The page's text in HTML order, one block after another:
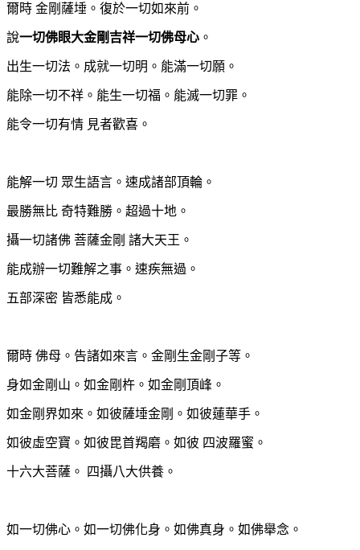
爾時 金剛薩埵。復於一切如來前。
說一切佛眼大金剛吉祥一切佛母心 。
出生一切法。成就一切明。能滿一切願。
能除一切不祥。 能生一切福。能滅一切罪。
能令一切有情 見者歡喜。
能解一切 眾生語言。速成諸部頂輪。
最勝無比 奇特難勝。超過十地。
攝一切諸佛 菩薩金剛 諸大天王。
能成辦一切難解之事。速疾無過。
五部深密 皆悉能成。
爾時 佛母。告諸如來言。金剛生金剛子等。
身如金剛山。 如金剛杵。如金剛頂峰。
如金剛界如來。 如彼薩埵金剛。 如彼蓮華手。
如彼虛空寶。如彼毘首羯磨。 如彼 四波羅蜜 。
十六大菩薩 。 四攝八大供養。
如一切佛心。如一切佛化身。如佛真身。如佛舉念。